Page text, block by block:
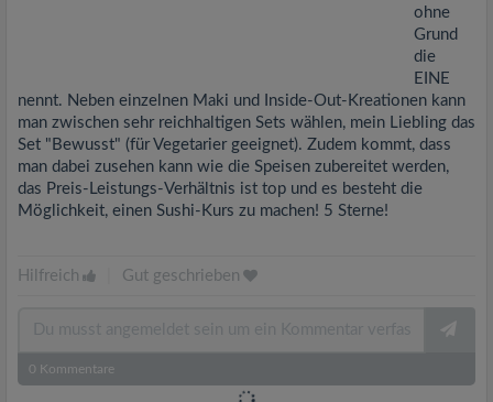
ohne
Grund
die
EINE
nennt. Neben einzelnen Maki und Inside-Out-Kreationen kann
man zwischen sehr reichhaltigen Sets wählen, mein Liebling das
Set "Bewusst" (für Vegetarier geeignet). Zudem kommt, dass
man dabei zusehen kann wie die Speisen zubereitet werden,
das Preis-Leistungs-Verhältnis ist top und es besteht die
Möglichkeit, einen Sushi-Kurs zu machen! 5 Sterne!
Hilfreich Gut geschrieben
0 Kommentare